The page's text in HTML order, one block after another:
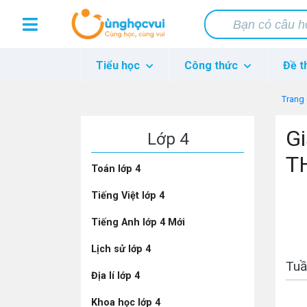
Tiểu học Công thức Đề
Trang
Lớp 4
Toán lớp 4
Tiếng Việt lớp 4
Tiếng Anh lớp 4 Mới
Lịch sử lớp 4
Địa lí lớp 4
Khoa học lớp 4